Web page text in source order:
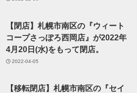
【閉店】札幌市南区の『ウィート
コープさっぽろ西岡店』が2022年
4月20日(水)をもって閉店。
2022-04-05
【移転閉店】札幌市南区の『セイ